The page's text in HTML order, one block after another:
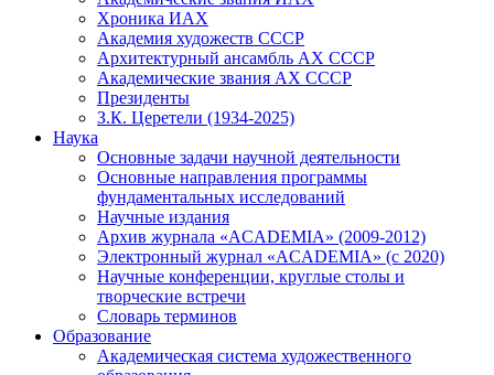
Хроника ИАХ
Академия художеств СССР
Архитектурный ансамбль АХ СССР
Академические звания АХ СССР
Президенты
З.К. Церетели (1934-2025)
Наука
Основные задачи научной деятельности
Основные направления программы
фундаментальных исследований
Научные издания
Архив журнала «ACADEMIA» (2009-2012)
Электронный журнал «ACADEMIA» (с 2020)
Научные конференции, круглые столы и
творческие встречи
Словарь терминов
Образование
Академическая система художественного